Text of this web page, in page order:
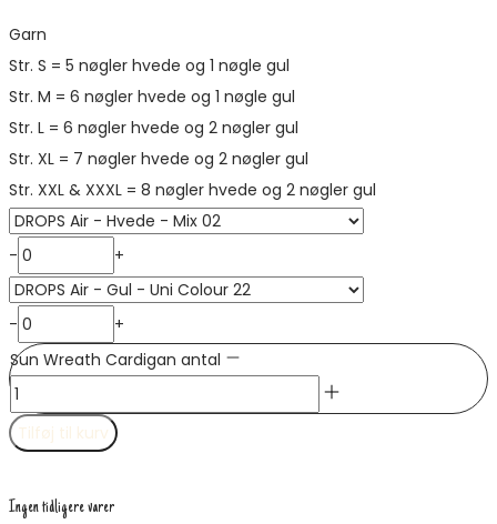
Garn
Str. S = 5 nøgler hvede og 1 nøgle gul
Str. M = 6 nøgler hvede og 1 nøgle gul
Str. L = 6 nøgler hvede og 2 nøgler gul
Str. XL = 7 nøgler hvede og 2 nøgler gul
- +
-
+
Sun Wreath Cardigan antal
Tilføj til kurv
Ingen tidligere varer